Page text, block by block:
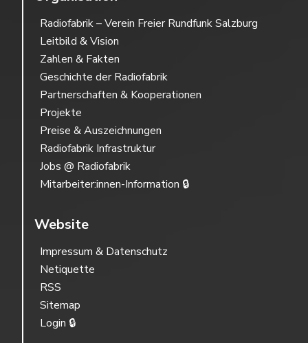
Radiofabrik – Verein Freier Rundfunk Salzburg
Leitbild & Vision
Zahlen & Fakten
Geschichte der Radiofabrik
Partnerschaften & Kooperationen
Projekte
Preise & Auszeichnungen
Radiofabrik Infrastruktur
Jobs @ Radiofabrik
Mitarbeiter:innen-Information 🔒
Website
Impressum & Datenschutz
Netiquette
RSS
Sitemap
Login 🔒